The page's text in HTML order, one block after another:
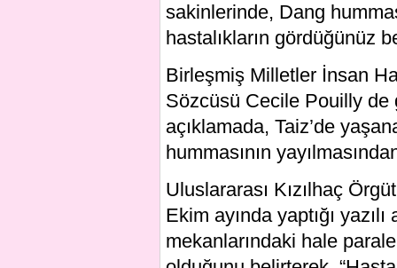
sakinlerinde, Dang
hastalıkların gördüğünüz
Birleşmiş Milletler İnsan
Sözcüsü Cecile Pouilly de
açıklamada, Taiz’de
hummasının
Uluslararası Kızılhaç
Ekim ayında yaptığı
mekanlarındaki hale